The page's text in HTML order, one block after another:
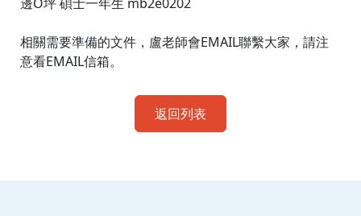
相關需要準備的文件，盧老師會EMAIL聯繫大家，請注
意看EMAIL信箱。
返回列表